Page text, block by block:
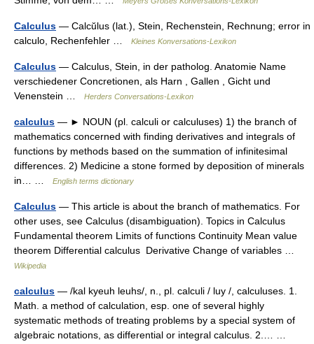
Calculus — Calcŭlus (lat.), Stein, Rechenstein, Rechnung; error in
calculo, Rechenfehler …
Kleines Konversations-Lexikon
Calculus — Calculus, Stein, in der patholog. Anatomie Name
verschiedener Concretionen, als Harn , Gallen , Gicht und
Venenstein …
Herders Conversations-Lexikon
calculus — ► NOUN (pl. calculi or calculuses) 1) the branch of
mathematics concerned with finding derivatives and integrals of
functions by methods based on the summation of infinitesimal
differences. 2) Medicine a stone formed by deposition of minerals
in… …
English terms dictionary
Calculus — This article is about the branch of mathematics. For
other uses, see Calculus (disambiguation). Topics in Calculus
Fundamental theorem Limits of functions Continuity Mean value
theorem Differential calculus Derivative Change of variables …
Wikipedia
calculus — /kal kyeuh leuhs/, n., pl. calculi / luy /, calculuses. 1.
Math. a method of calculation, esp. one of several highly
systematic methods of treating problems by a special system of
algebraic notations, as differential or integral calculus. 2.… …